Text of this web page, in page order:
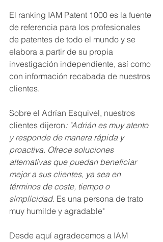
El ranking IAM Patent 1000 es la fuente
de referencia para los profesionales
de patentes de todo el mundo y se
elabora a partir de su propia
investigación independiente, así como
con información recabada de nuestros
clientes.
Sobre el Adrían Esquivel, nuestros
clientes dijeron: "Adrián es muy atento
y responde de manera rápida y
proactiva. Ofrece soluciones
alternativas que puedan beneficiar
mejor a sus clientes, ya sea en
términos de coste, tiempo o
simplicidad. Es una persona de trato
muy humilde y agradable"
Desde aquí agradecemos a IAM